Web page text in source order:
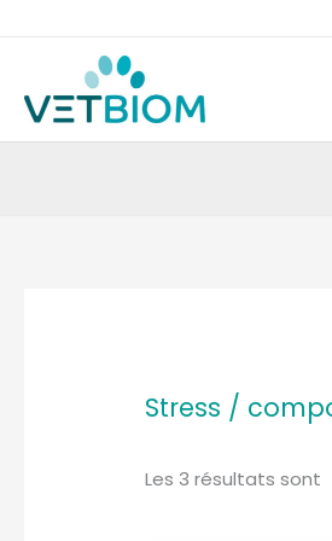
Stress /
Les 3 résultats sont